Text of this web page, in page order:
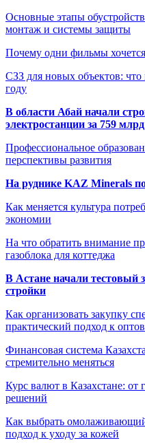
Основные этапы
монтаж и системы защиты
Почему одни фильмы
СЗЗ для новых объектов: что
году
В области Абай начали
электростанции за 759 млрд
Профессиональное
перспективы развития
На руднике KAZ Minerals
Как меняется культура
экономии
На что обратить внимание
газоблока для коттеджа
В Астане начали тестовый
стройки
Как организовать закупку
практический подход к
Финансовая система
стремительно меняться
Курс валют в Казахстане:
решений
Как выбрать
подход к уходу за кожей